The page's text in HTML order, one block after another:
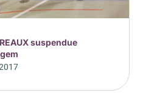
suspendue